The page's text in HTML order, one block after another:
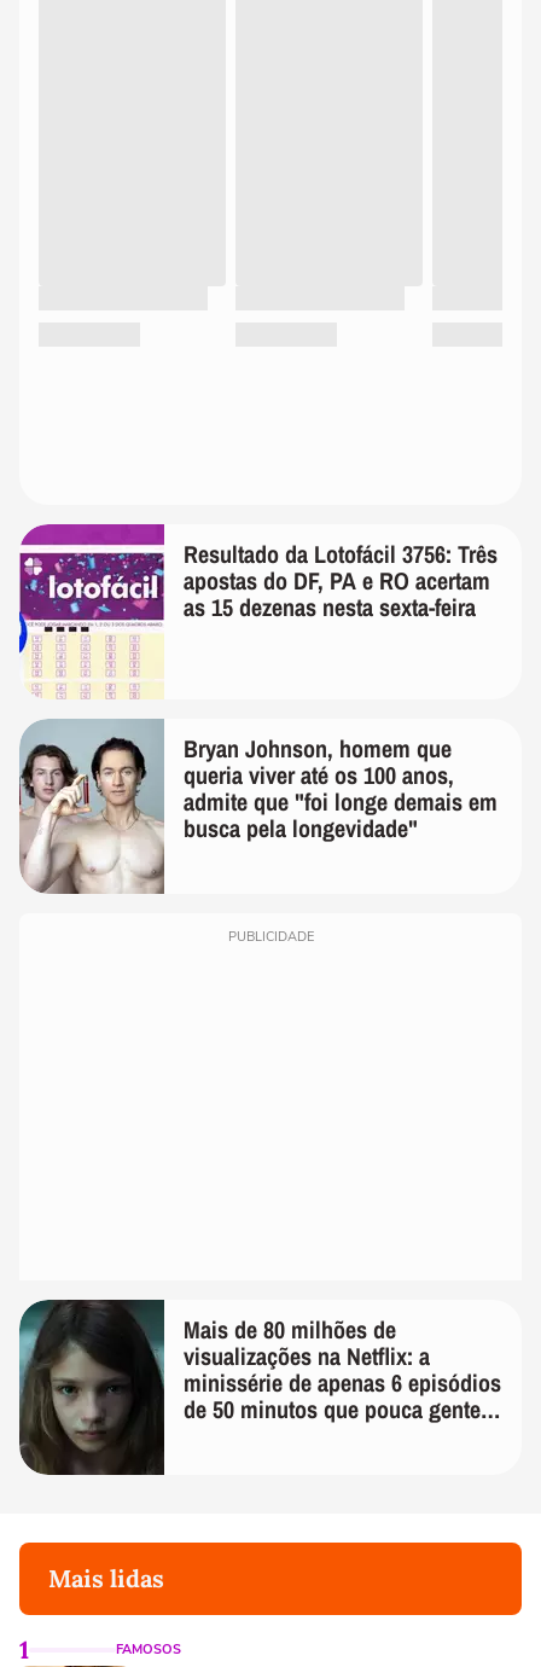
Resultado da Lotofácil 3756: Três
apostas do DF, PA e RO acertam
as 15 dezenas nesta sexta-feira
Bryan Johnson, homem que
queria viver até os 100 anos,
admite que "foi longe demais em
busca pela longevidade"
PUBLICIDADE
Mais de 80 milhões de
visualizações na Netflix: a
minissérie de apenas 6 episódios
de 50 minutos que pouca gente
Mais lidas
1 FAMOSOS